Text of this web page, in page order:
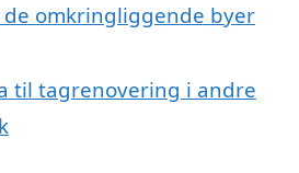
omkringliggende byer
til tagrenovering i andre